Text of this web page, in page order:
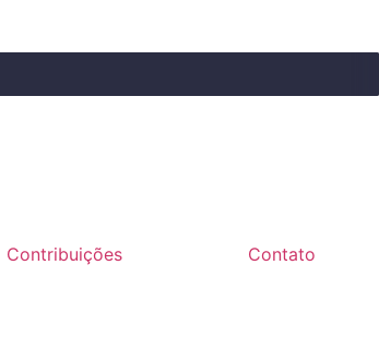
Contribuições Contato